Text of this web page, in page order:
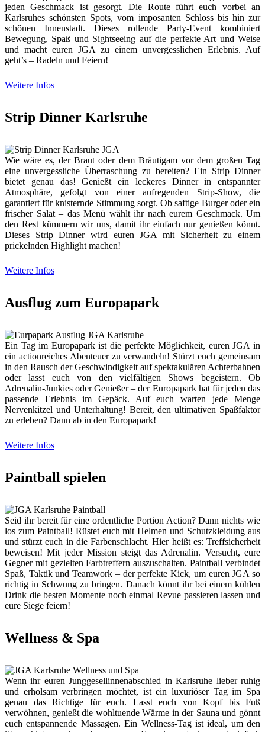
jeden Geschmack ist gesorgt. Die Route führt euch vorbei an
Karlsruhes schönsten Spots, vom imposanten Schloss bis hin zur
schönen Innenstadt. Dieses rollende Party-Event kombiniert
Bewegung, Spaß und Sightseeing auf die perfekte Art und Weise
und macht euren JGA zu einem unvergesslichen Erlebnis. Auf
geht’s – Radeln und Feiern!
Weitere Infos
Strip Dinner Karlsruhe
Wie wäre es, der Braut oder dem Bräutigam vor dem großen Tag
eine unvergessliche Überraschung zu bereiten? Ein Strip Dinner
bietet genau das! Genießt ein leckeres Dinner in entspannter
Atmosphäre, gefolgt von einer aufregenden Strip-Show, die
garantiert für knisternde Stimmung sorgt. Ob saftige Burger oder ein
frischer Salat – das Menü wählt ihr nach eurem Geschmack. Um
den Rest kümmern wir uns, damit ihr einfach nur genießen könnt.
Dieses Strip Dinner wird euren JGA mit Sicherheit zu einem
prickelnden Highlight machen!
Weitere Infos
Ausflug zum Europapark
Ein Tag im Europapark ist die perfekte Möglichkeit, euren JGA in
ein actionreiches Abenteuer zu verwandeln! Stürzt euch gemeinsam
in den Rausch der Geschwindigkeit auf spektakulären Achterbahnen
oder lasst euch von den vielfältigen Shows begeistern. Ob
Adrenalin-Junkies oder Genießer – der Europapark hat für jeden das
passende Erlebnis im Gepäck. Auf euch warten jede Menge
Nervenkitzel und Unterhaltung! Bereit, den ultimativen Spaßfaktor
zu erleben? Dann ab in den Europapark!
Weitere Infos
Paintball spielen
Seid ihr bereit für eine ordentliche Portion Action? Dann nichts wie
los zum Paintball! Rüstet euch mit Helmen und Schutzkleidung aus
und stürzt euch in die Farbenschlacht. Hier heißt es: Treffsicherheit
beweisen! Mit jeder Mission steigt das Adrenalin. Versucht, eure
Gegner mit gezielten Farbtreffern auszuschalten. Paintball verbindet
Spaß, Taktik und Teamwork – der perfekte Kick, um euren JGA so
richtig in Schwung zu bringen. Danach könnt ihr bei einem kühlen
Drink die besten Momente noch einmal Revue passieren lassen und
eure Siege feiern!
Wellness & Spa
Wenn ihr euren Junggesellinnenabschied in Karlsruhe lieber ruhig
und erholsam verbringen möchtet, ist ein luxuriöser Tag im Spa
genau das Richtige für euch. Lasst euch von Kopf bis Fuß
verwöhnen, genießt die wohltuende Wärme in der Sauna und gönnt
euch entspannende Massagen. Ein Wellness-Tag ist ideal, um den